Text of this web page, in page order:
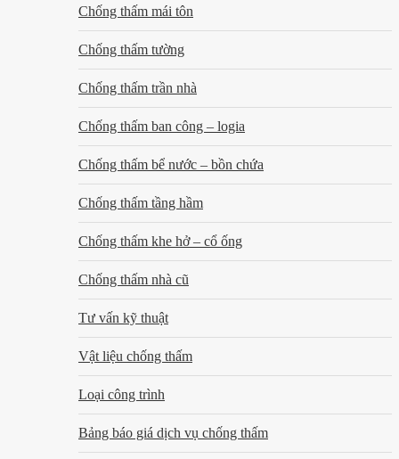
Chống thấm mái tôn
Chống thấm tường
Chống thấm trần nhà
Chống thấm ban công – logia
Chống thấm bể nước – bồn chứa
Chống thấm tầng hầm
Chống thấm khe hở – cổ ống
Chống thấm nhà cũ
Tư vấn kỹ thuật
Vật liệu chống thấm
Loại công trình
Bảng báo giá dịch vụ chống thấm